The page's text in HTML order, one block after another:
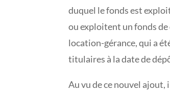
duquel le fonds est
ou exploitent un fonds
location-gérance, qui a
titulaires à la date de
Au vu de ce nouvel